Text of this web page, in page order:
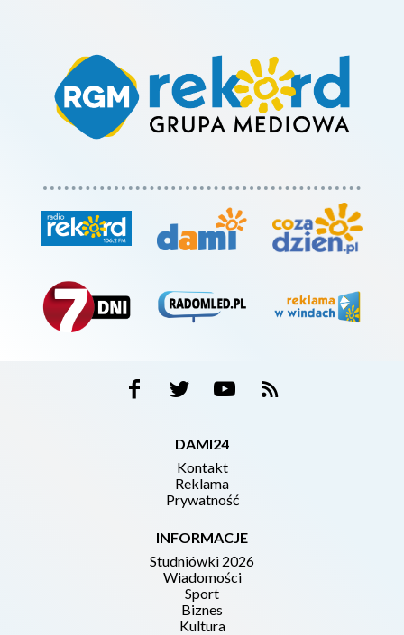
DAMI24
Kontakt
Reklama
Prywatność
INFORMACJE
Studniówki 2026
Wiadomości
Sport
Biznes
Kultura